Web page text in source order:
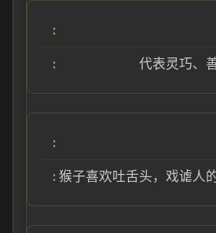
代表灵巧、
猴子喜欢吐舌头，戏谑人